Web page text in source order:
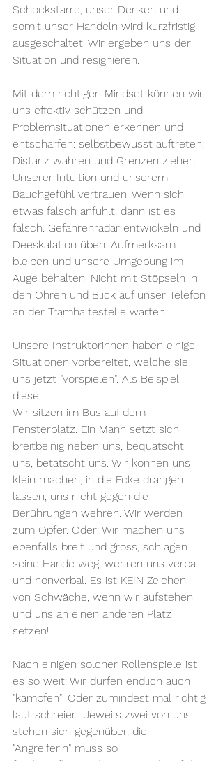
Schockstarre, unser Denken und
somit unser Handeln wird kurzfristig
ausgeschaltet. Wir ergeben uns der
Situation und resignieren.
Mit dem richtigen Mindset können wir
uns effektiv schützen und
Problemsituationen erkennen und
entschärfen: selbstbewusst auftreten,
Distanz wahren und Grenzen ziehen.
Unserer Intuition und unserem
Bauchgefühl vertrauen. Wenn sich
etwas falsch anfühlt, dann ist es
falsch. Gefahrenradar entwickeln und
Deeskalation üben. Aufmerksam
bleiben und unsere Umgebung im
Auge behalten. Nicht mit Stöpseln in
den Ohren und Blick auf unser Telefon
an der Tramhaltestelle warten.
Unsere Instruktorinnen haben einige
Situationen vorbereitet, welche sie
uns jetzt "vorspielen". Als Beispiel
diese:
Wir sitzen im Bus auf dem
Fensterplatz. Ein Mann setzt sich
breitbeinig neben uns, bequatscht
uns, betatscht uns. Wir können uns
klein machen; in die Ecke drängen
lassen, uns nicht gegen die
Berührungen wehren. Wir werden
zum Opfer. Oder: Wir machen uns
ebenfalls breit und gross, schlagen
seine Hände weg, wehren uns verbal
und nonverbal. Es ist KEIN Zeichen
von Schwäche, wenn wir aufstehen
und uns an einen anderen Platz
setzen!
Nach einigen solcher Rollenspiele ist
es so weit: Wir dürfen endlich auch
"kämpfen"! Oder zumindest mal richtig
laut schreien. Jeweils zwei von uns
stehen sich gegenüber, die
"Angreiferin" muss so